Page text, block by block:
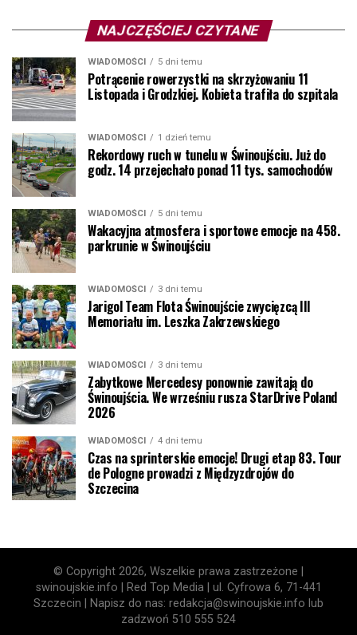
NAJCZĘŚCIEJ CZYTANE
WIADOMOŚCI 5 dni temu
Potrącenie rowerzystki na skrzyżowaniu 11
Listopada i Grodzkiej. Kobieta trafiła do szpitala
WIADOMOŚCI 1 dzień temu
Rekordowy ruch w tunelu w Świnoujściu. Już do
godz. 14 przejechało ponad 11 tys. samochodów
WIADOMOŚCI 5 dni temu
Wakacyjna atmosfera i sportowe emocje na 458.
parkrunie w Świnoujściu
WIADOMOŚCI 3 dni temu
Jarigol Team Flota Świnoujście zwycięzcą III
Memoriału im. Leszka Zakrzewskiego
WIADOMOŚCI 3 dni temu
Zabytkowe Mercedesy ponownie zawitają do
Świnoujścia. We wrześniu rusza StarDrive Poland
2026
WIADOMOŚCI 4 dni temu
Czas na sprinterskie emocje! Drugi etap 83. Tour
de Pologne prowadzi z Międzyzdrojów do
Szczecina
© Copyright 2026, Wszelkie prawa zastrzeżone |
swinoujskie.info | Red Top Media | ul. Cyfrowa 6, 71-441
Szczecin | Napisz do nas: redakcja@swinoujskie.info lub
zadzwoń 510 555 524